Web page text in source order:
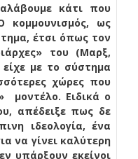
κάτι που
κομμουνισμός, ως
έτσι όπως τον
του (Μαρξ,
με το σύστημα
χώρες που
μοντέλο. Ειδικά ο
απέδειξε πως δε
ιδεολογία, ένα
να γίνει καλύτερη
υπάρξουν εκείνοι